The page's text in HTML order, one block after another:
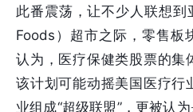
此番震荡，让不少人联想
Foods）超市之际，零售板
认为，医疗保健类股票的集
该计划可能动摇美国医疗行
业组成“超级联盟”，更被认